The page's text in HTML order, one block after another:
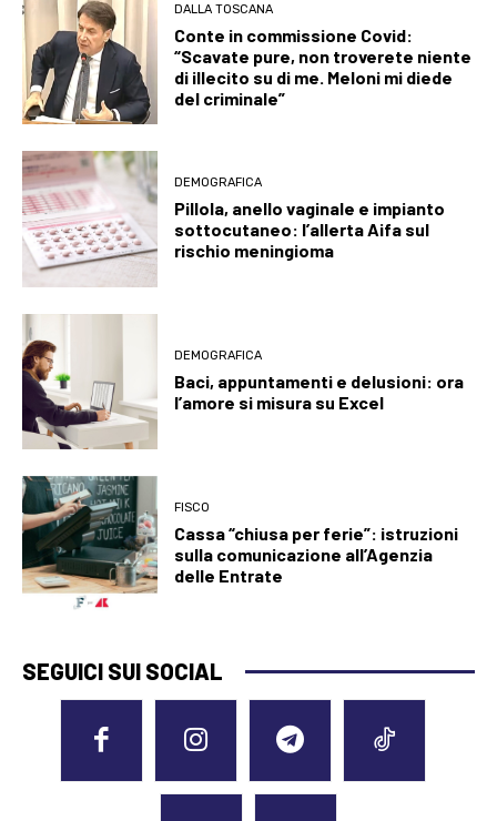
DALLA TOSCANA
Conte in commissione Covid:
“Scavate pure, non troverete niente
di illecito su di me. Meloni mi diede
del criminale”
DEMOGRAFICA
Pillola, anello vaginale e impianto
sottocutaneo: l’allerta Aifa sul
rischio meningioma
DEMOGRAFICA
Baci, appuntamenti e delusioni: ora
l’amore si misura su Excel
FISCO
Cassa “chiusa per ferie”: istruzioni
sulla comunicazione all’Agenzia
delle Entrate
SEGUICI SUI SOCIAL